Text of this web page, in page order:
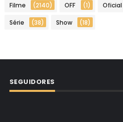
Filme (2140) OFF (1) Oficial
Série (38) Show (18)
SEGUIDORES